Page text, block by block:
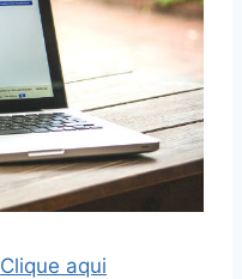
Clique aqui